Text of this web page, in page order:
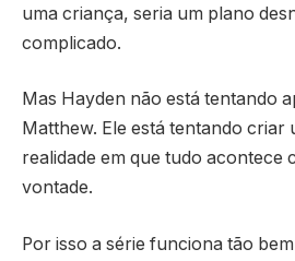
uma criança, seria um plano
complicado.
Mas Hayden não está tentando
Matthew. Ele está tentando criar
realidade em que tudo acontece
vontade.
Por isso a série funciona tão